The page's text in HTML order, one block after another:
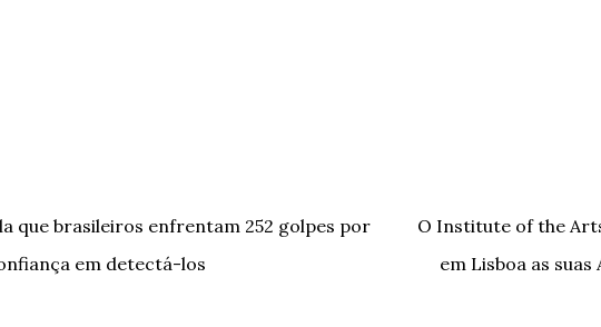
que brasileiros enfrentam 252 golpes por
em detectá-los
O Institute of the
em Lisboa as